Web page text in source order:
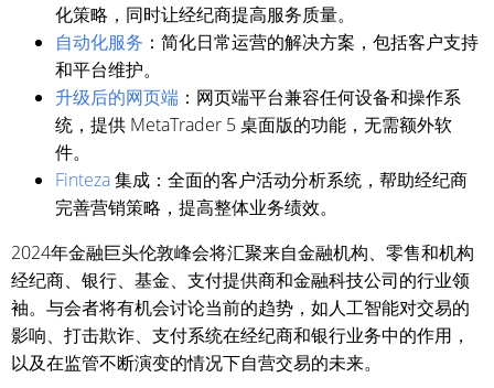
化策略，同时让经纪商提高服务质量。
自动化服务 ：简化日常运营的解决方案，包括客户支持
和平台维护。
升级后的网页端 ：网页端平台兼容任何设备和操作系
统，提供 MetaTrader 5 桌面版的功能，无需额外软
件。
Finteza集成：全面的客户活动分析系统，帮助经纪商
完善营销策略，提高整体业务绩效。
2024年金融巨头伦敦峰会将汇聚来自金融机构、零售和机构
经纪商、银行、基金、支付提供商和金融科技公司的行业领
袖。与会者将有机会讨论当前的趋势，如人工智能对交易的
影响、打击欺诈、支付系统在经纪商和银行业务中的作用，
以及在监管不断演变的情况下自营交易的未来。